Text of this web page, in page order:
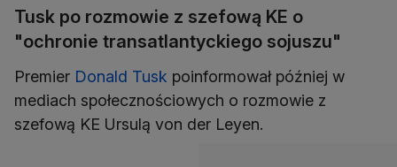
Tusk po rozmowie z szefową KE o
"ochronie transatlantyckiego sojuszu"
Premier Donald Tusk poinformował później w
mediach społecznościowych o rozmowie z
szefową KE Ursulą von der Leyen.